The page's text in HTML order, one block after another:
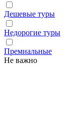
Дешевые туры
Недорогие туры
Премиальные
Не важно